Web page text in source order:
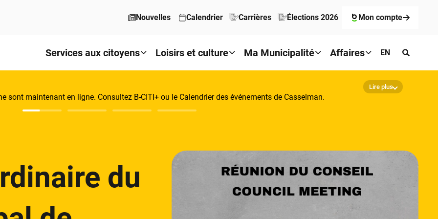
Nouvelles Calendrier Carrières Élections 2026 Mon compte
Services aux citoyens Loisirs et culture Ma Municipalité Affaires EN
Lire plus
maintenant en ligne. Consultez B-CITI+ ou le Calendrier des événements de Casselman.
du